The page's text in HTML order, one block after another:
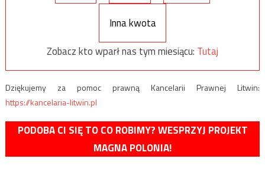
Inna kwota
Zobacz kto wparł nas tym miesiącu: Tutaj
Dziękujemy za pomoc prawną Kancelarii Prawnej Litwin:
https://kancelaria-litwin.pl
PODOBA CI SIĘ TO CO ROBIMY? WESPRZYJ PROJEKT
MAGNA POLONIA!